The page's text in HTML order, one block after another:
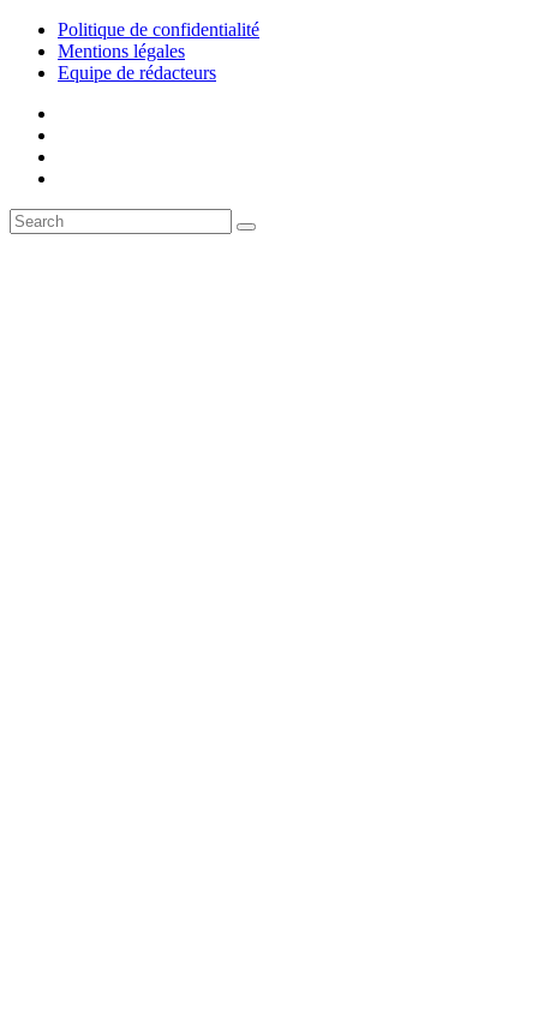
Politique de confidentialité
Mentions légales
Equipe de rédacteurs